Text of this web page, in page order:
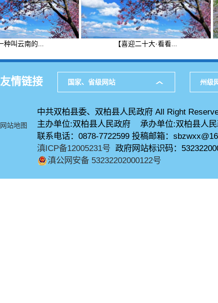
叫云南的... 【喜迎二十大·看看...
友情链接 国家、省级网站 州级
网站地图
中共双柏县委、双柏县人民政府 All Right
主办单位:双柏县人民政府 承办单位:双柏县人
联系电话：0878-7722599 投稿邮箱：
滇ICP备12005231号 政府网站标识码：
滇公网安备 53232202000122号